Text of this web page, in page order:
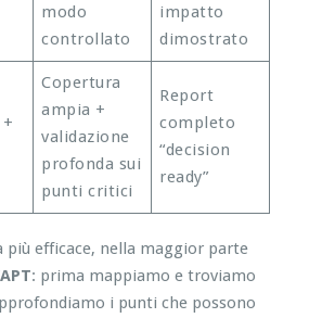
modo
controllato
impatto
dimostrato
Copertura
ampia +
validazione
profonda sui
punti critici
Report
completo
“decision
ready”
più efficace, nella maggior parte
: prima mappiamo e troviamo
i punti che possono